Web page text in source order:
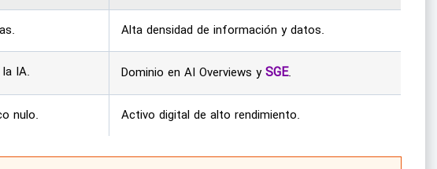
Alta densidad de información y datos.
IA. Dominio en AI Overviews ySGE.
nulo. Activo digital de alto rendimiento.